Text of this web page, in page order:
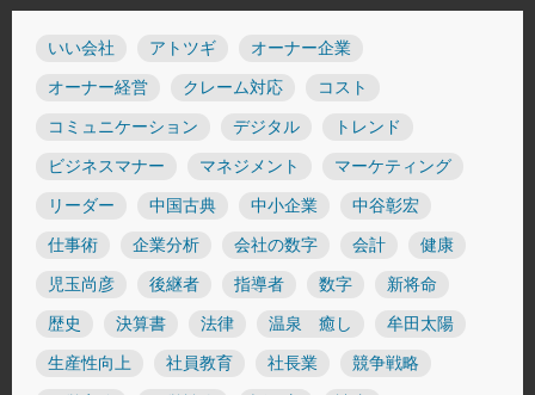
いい会社 アトツギ オーナー企業
オーナー経営 クレーム対応 コスト
コミュニケーション デジタル トレンド
ビジネスマナー マネジメント マーケティング
リーダー 中国古典 中小企業 中谷彰宏
仕事術 企業分析 会社の数字 会計 健康
児玉尚彦 後継者 指導者 数字 新将命
歴史 決算書 法律 温泉 癒し 牟田太陽
生産性向上 社員教育 社長業 競争戦略